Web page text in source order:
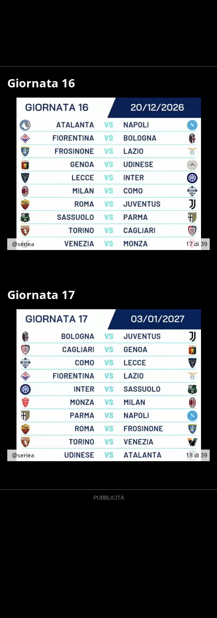
Giornata 16
17di 39
@seriea
Giornata 17
18di 39
@seriea